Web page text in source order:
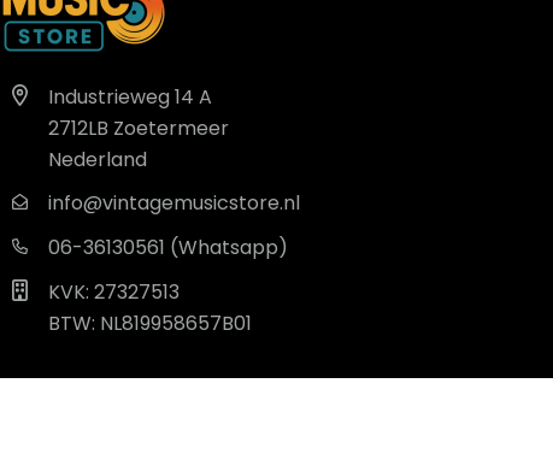
Industrieweg 14 A
2712LB Zoetermeer
Nederland
info@vintagemusicstore.nl
06-36130561 (Whatsapp)
KVK: 27327513
BTW: NL819958657B01